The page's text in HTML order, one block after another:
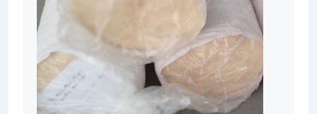
Material
Indonesia